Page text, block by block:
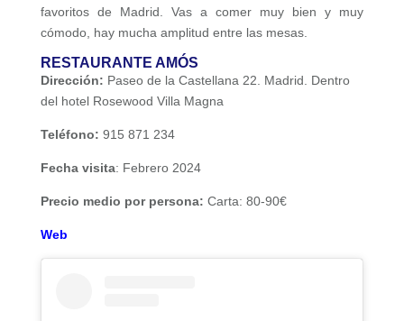
favoritos de Madrid. Vas a comer muy bien y muy
cómodo, hay mucha amplitud entre las mesas.
RESTAURANTE AMÓS
Dirección: Paseo de la Castellana 22. Madrid. Dentro
del hotel Rosewood Villa Magna
Teléfono: 915 871 234
Fecha visita: Febrero 2024
Precio medio por persona: Carta: 80-90€
Web